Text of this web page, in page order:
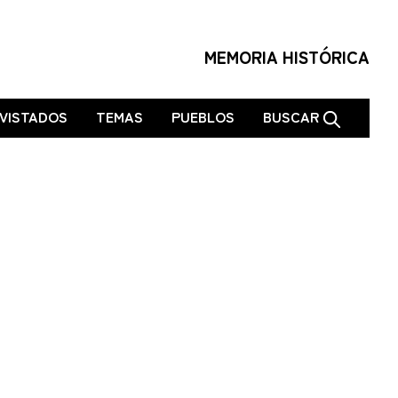
MEMORIA HISTÓRICA
TEMAS PUEBLOS BUSCAR